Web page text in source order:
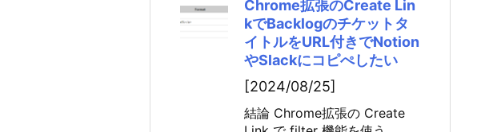
Chrome拡張のCreate Lin
kでBacklogのチケットタ
イトルをURL付きでNotion
やSlackにコピぺしたい
[2024/08/25]
結論 Chrome拡張の Create